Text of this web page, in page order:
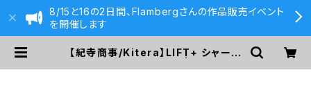
8/15と16の2日間、Flambergさんの作品販売イベント
を開催します
【紀寺商事/Kitera】LIFT+ シャープ